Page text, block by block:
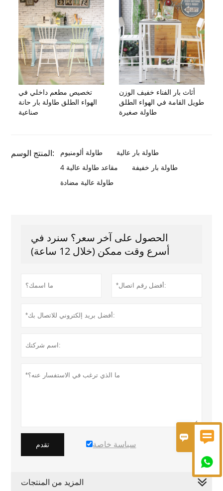
 

تخصيص مطعم داخلي في
الهواء الطلق طاولة بار حانة
صناعية
أثاث بار الفناء خفيف الوزن
طويل القامة في الهواء الطلق
طاولة صغيرة
المنتج الوسم: طاولة ألومنيوم
طاولة بار عالية
4 مقاعد طاولة عالية
طاولة بار خفيفة
طاولة عالية مضادة
الحصول على آخر سعر؟ سنرد في
أسرع وقت ممكن (خلال 12 ساعة)
تقدم سياسة خاصة
المزيد من المنتجات